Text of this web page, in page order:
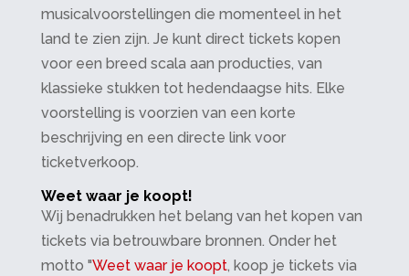
musicalvoorstellingen die momenteel in het
land te zien zijn. Je kunt direct tickets kopen
voor een breed scala aan producties, van
klassieke stukken tot hedendaagse hits. Elke
voorstelling is voorzien van een korte
beschrijving en een directe link voor
ticketverkoop.
Weet waar je koopt!
Wij benadrukken het belang van het kopen van
tickets via betrouwbare bronnen. Onder het
motto "Weet waar je koopt, koop je tickets via